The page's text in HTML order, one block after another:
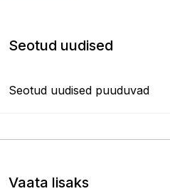
Seotud uudised
Seotud uudised puuduvad
Vaata lisaks